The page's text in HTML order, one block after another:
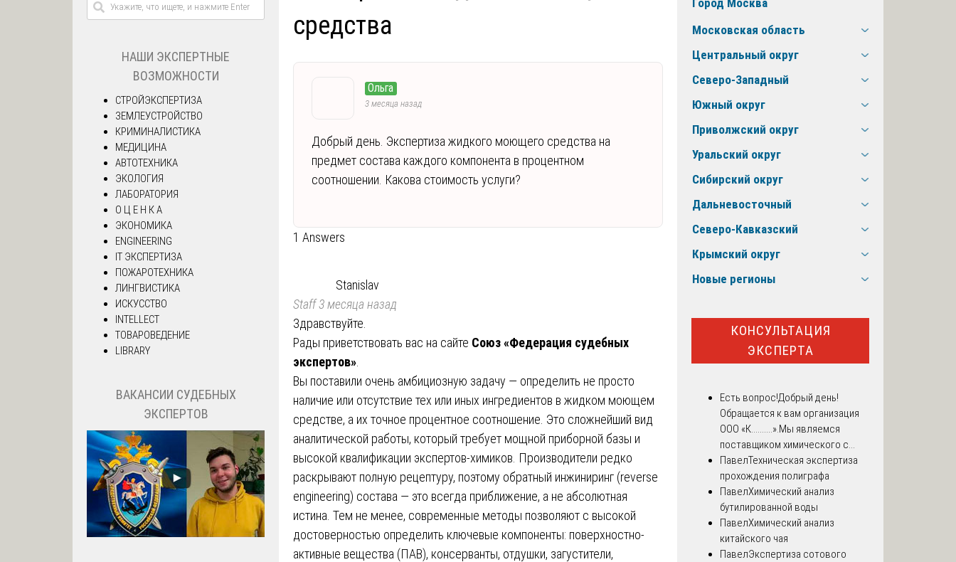
средства
Ольга
3 месяца назад
Добрый день. Экспертиза жидкого моющего средства на
предмет состава каждого компонента в процентном
соотношении. Какова стоимость услуги?
1 Answers
Stanislav
Staff3 месяца назад
Здравствуйте.
Рады приветствовать вас на сайте Союз «Федерация судебных
экспертов»
Вы поставили очень амбициозную задачу — определить не просто
наличие или отсутствие тех или иных ингредиентов в жидком моющем
средстве, а их точное процентное соотношение. Это сложнейший вид
аналитической работы, который требует мощной приборной базы и
высокой квалификации экспертов-химиков. Производители редко
раскрывают полную рецептуру, поэтому обратный инжиниринг (reverse
engineering) состава — это всегда приближение, а не абсолютная
истина. Тем не менее, современные методы позволяют с высокой
достоверностью определить ключевые компоненты: поверхностно-
активные вещества (ПАВ), консерванты, отдушки, загустители,
НАШИ ЭКСПЕРТНЫЕ
ВОЗМОЖНОСТИ
СТРОЙЭКСПЕРТИЗА
ЗЕМЛЕУСТРОЙСТВО
КРИМИНАЛИСТИКА
МЕДИЦИНА
АВТОТЕХНИКА
ЭКОЛОГИЯ
ЛАБОРАТОРИЯ
О Ц Е Н К А
ЭКОНОМИКА
ENGINEERING
IT ЭКСПЕРТИЗА
ПОЖАРОТЕХНИКА
ЛИНГВИСТИКА
ИСКУССТВО
INTELLECT
ТОВАРОВЕДЕНИЕ
LIBRARY
ВАКАНСИИ СУДЕБНЫХ
ЭКСПЕРТОВ
Город Москва
Московская область
Центральный округ
Северо-Западный
Южный округ
Приволжский округ
Уральский округ
Сибирский округ
Дальневосточный
Северо-Кавказский
Крымский округ
Новые регионы
КОНСУЛЬТАЦИЯ
ЭКСПЕРТА
Есть вопрос!Добрый день!
Обращается к вам организация
ООО «К..........».Мы являемся
поставщиком химического с...
ПавелТехническая экспертиза
прохождения полиграфа
ПавелХимический анализ
бутилированной воды
ПавелХимический анализ
китайского чая
ПавелЭкспертиза сотового